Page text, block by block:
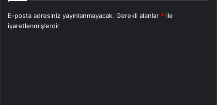
E-posta adresiniz yayınlanmayacak. Gerekli alanlar * ile
işaretlenmişlerdir